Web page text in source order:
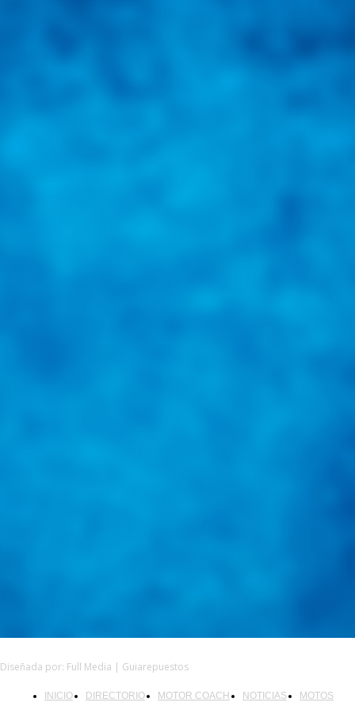
Diseñada por: Full Media | Guiarepuestos
INICIO DIRECTORIO MOTOR COACH NOTICIAS MOTOS